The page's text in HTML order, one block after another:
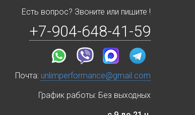
Есть вопрос? Звоните или пишите !
+7-904-648-41-59
Почта: unlimperformance@gmail.com
График работы: Без выходных